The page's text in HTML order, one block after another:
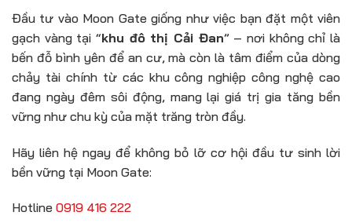
Đầu tư vào Moon Gate giống như việc bạn đặt một viên
gạch vàng tại “khu đô thị Cải Đan” – nơi không chỉ là
bến đỗ bình yên để an cư, mà còn là tâm điểm của dòng
chảy tài chính từ các khu công nghiệp công nghệ cao
đang ngày đêm sôi động, mang lại giá trị gia tăng bền
vững như chu kỳ của mặt trăng tròn đầy.
Hãy liên hệ ngay để không bỏ lỡ cơ hội đầu tư sinh lời
bền vững tại Moon Gate:
Hotline 0919 416 222